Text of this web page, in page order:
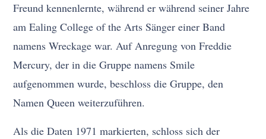
Freund kennenlernte, während er während seiner Jahre
am Ealing College of the Arts Sänger einer Band
namens Wreckage war. Auf Anregung von Freddie
Mercury, der in die Gruppe namens Smile
aufgenommen wurde, beschloss die Gruppe, den
Namen Queen weiterzuführen.
Als die Daten 1971 markierten, schloss sich der